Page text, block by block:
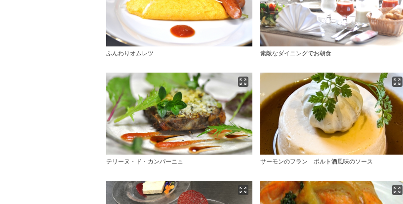
ふんわりオムレツ 素敵なダイニングでお朝食
テリーヌ・ド・カンパーニュ サーモンのフラン ポルト酒風味のソース